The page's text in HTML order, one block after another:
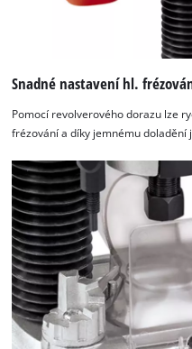
Snadné nastavení hl.
Pomocí revolverového dorazu lze
frézování a díky jemnému doladění